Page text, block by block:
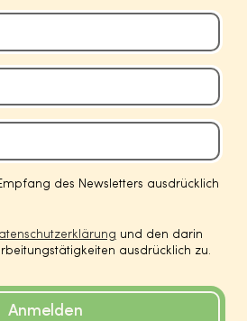
des Newsletters ausdrücklich
und den darin
ausdrücklich zu.
Anmelden